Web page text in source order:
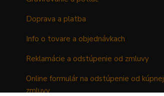
Doprava a platba
Info o tovare a objednávkach
Reklamácie a odstúpenie od zmluvy
Online formulár na odstúpenie od kúpnej
zmluvy